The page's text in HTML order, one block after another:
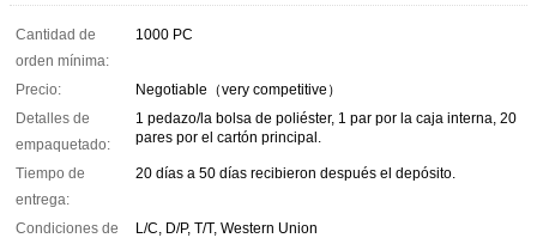
Cantidad de
orden mínima:
1000 PC
Precio:
Negotiable（very competitive）
Detalles de
empaquetado:
1 pedazo/la bolsa de poliéster, 1 par por la caja interna, 20
pares por el cartón principal.
Tiempo de
entrega:
20 días a 50 días recibieron después el depósito.
Condiciones de
L/C, D/P, T/T, Western Union